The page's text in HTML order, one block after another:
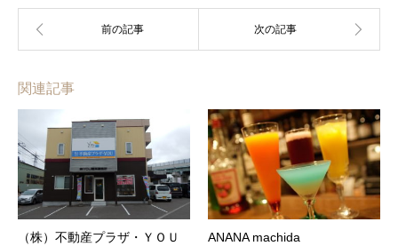
関連記事
（株）不動産プラザ・ＹＯＵ ANANA machida